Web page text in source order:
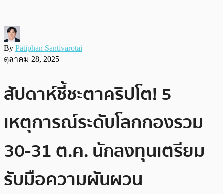
By Patiphan Santivarotai
ตุลาคม 28, 2025
สัปดาห์ชี้ชะตาคริปโต! 5
เหตุการณ์ระดับโลกกองรวม
30-31 ต.ค. นักลงทุนเตรียม
รับมือความผันผวน